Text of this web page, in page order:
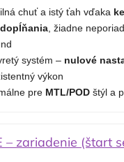
chuť a istý ťah vďaka
, žiadne
systém – nulové
výkon
pre MTL/POD štýl a
– zariadenie (štart